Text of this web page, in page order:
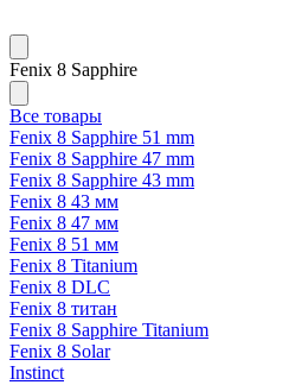
Fenix 8 Sapphire
Все товары
Fenix 8 Sapphire 51 mm
Fenix 8 Sapphire 47 mm
Fenix 8 Sapphire 43 mm
Fenix 8 43 мм
Fenix 8 47 мм
Fenix 8 51 мм
Fenix 8 Titanium
Fenix 8 DLC
Fenix 8 титан
Fenix 8 Sapphire Titanium
Fenix 8 Solar
Instinct